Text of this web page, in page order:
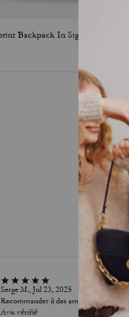
Serge M., Jul 23, 2025
Recommander à des amis :
Oui
Avis vérifié